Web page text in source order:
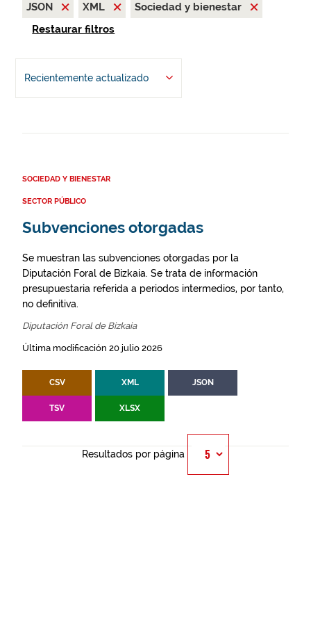
JSON
XML
Sociedad y bienestar
Restaurar filtros
Recientemente actualizado
SOCIEDAD Y BIENESTAR
SECTOR PÚBLICO
Subvenciones otorgadas
Se muestran las subvenciones otorgadas por la
Diputación Foral de Bizkaia. Se trata de información
presupuestaria referida a periodos intermedios, por tanto,
no definitiva.
Diputación Foral de Bizkaia
Última modificación 20 julio 2026
CSV XML JSON
TSV XLSX
Resultados por página